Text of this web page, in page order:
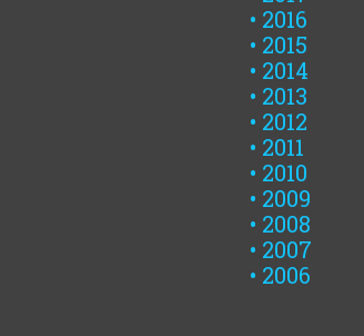
2016
2015
2014
2013
2012
2011
2010
2009
2008
2007
2006